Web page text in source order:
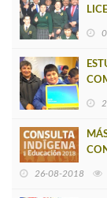
26-08-2018